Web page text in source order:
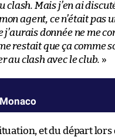
clash. Mais j’en ai
agent, ce n’était pas
j’aurais donnée ne me
restait que ça comme
au clash avec le club. »
et du départ